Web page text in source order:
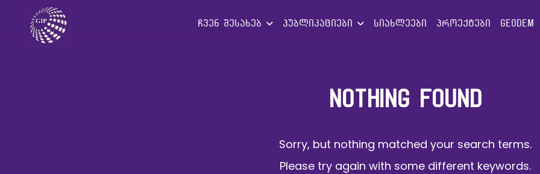
ჩვენ შესახებ პუბლიკაციები სიახლეები პროექტები GEODEM
NOTHING FOUND
Sorry, but nothing matched your search terms.
Please try again with some different keywords.